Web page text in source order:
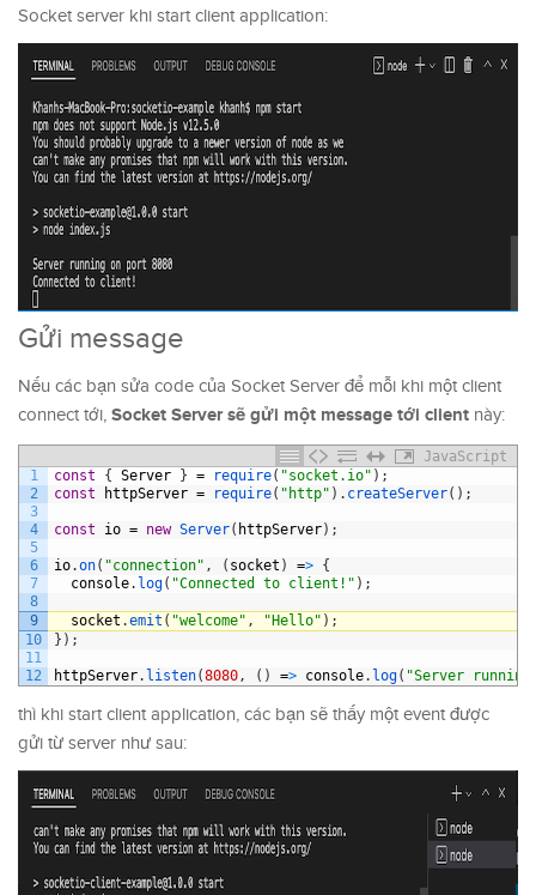
Socket server khi start client application:
Gửi message
Nếu các bạn sửa code của Socket Server để mỗi khi một client
connect tới, Socket Server sẽ gửi một message tới client này:
JavaScript
1
2
3
4
5
6
7
8
9
10
11
12
const { Server } = require( "socket.io" ) ;
const
httpServer = require( "http" ) . createServer( ) ;
const io = new Server( httpServer) ;
io.on( "connection" , ( socket ) => {
console. log( "Connected to client!" ) ;
socket .emit ( "welcome" , "Hello" ) ;
} ) ;
httpServer. listen(8080 , ( ) => console. log( "Server
thì khi start client application, các bạn sẽ thấy một event được
gửi từ server như sau: